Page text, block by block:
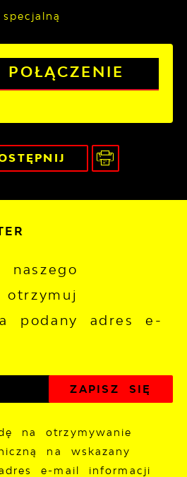
POŁĄCZENIE
podany adres e-
na otrzymywanie
na wskazany
e-mail informacji